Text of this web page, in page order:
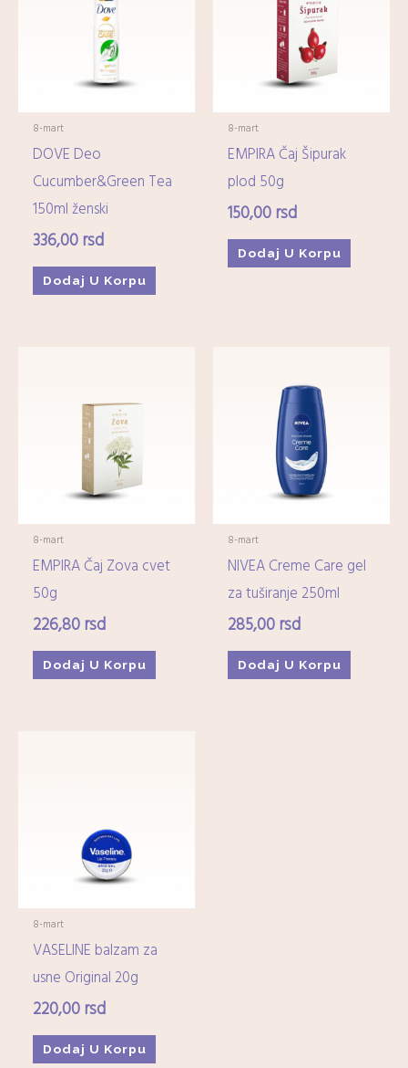
Imunitet
Minerali
Ostali dijetetski suplementi
Kozmetika
Higijena
Mame-i-bebe
Domaćinstvo
8-mart
DOVE Deo
Cucumber&Green Tea
150ml ženski
336,00 rsd
Dodaj U Korpu
8-mart
EMPIRA Čaj Šipurak
plod 50g
150,00 rsd
Dodaj U Korpu
8-mart
EMPIRA Čaj Zova cvet
50g
226,80 rsd
Dodaj U Korpu
8-mart
NIVEA Creme Care gel
za tuširanje 250ml
285,00 rsd
Dodaj U Korpu
8-mart
VASELINE balzam za
usne Original 20g
220,00 rsd
Dodaj U Korpu